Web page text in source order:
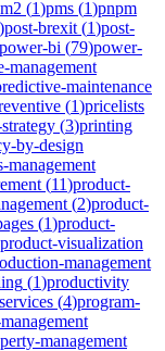
(1)pms (1)pnpm
)post-brexit (1)post-
power-bi (79)power-
management
maintenance
(1)pricelists
(3)printing
by-design
management
(11)product-
(2)product-
(1)product-
product-visualization
management
(1)productivity
(4)program-
management